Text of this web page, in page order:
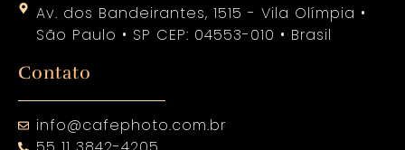
Av. dos Bandeirantes, 1515 - Vila Olímpia •
São Paulo • SP CEP: 04553-010 • Brasil
Contato
info@cafephoto.com.br